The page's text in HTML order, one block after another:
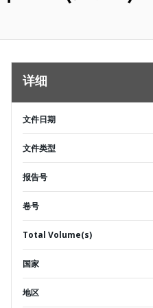
详细
文件日期
文件类型
报告号
卷号
Total Volume(s)
国家
地区